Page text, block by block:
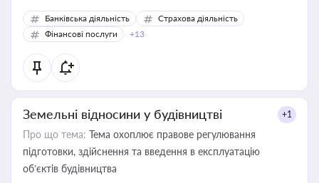
Банківська діяльність
Страхова діяльність
Фінансові послуги
+13
Земельні відносини у будівництві +1
Про що тема: Тема охоплює правове регулювання
підготовки, здійснення та введення в експлуатацію
об’єктів будівництва